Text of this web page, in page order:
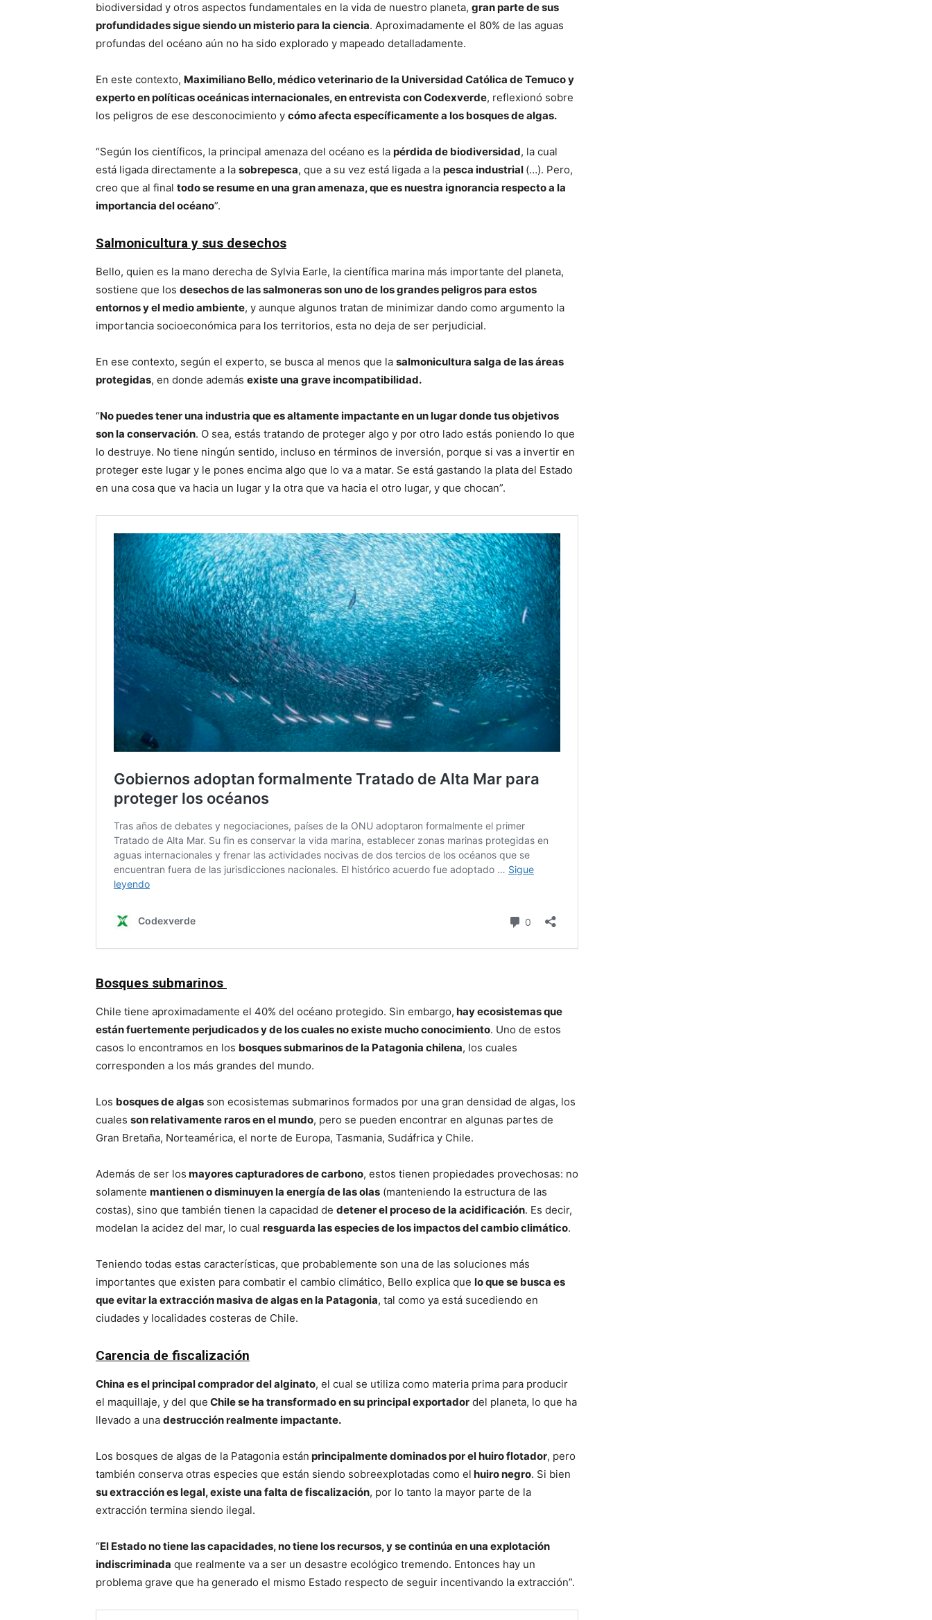
biodiversidad y otros aspectos fundamentales en la vida de nuestro planeta, gran parte de sus
profundidades sigue siendo un misterio para la ciencia. Aproximadamente el 80% de las aguas
profundas del océano aún no ha sido explorado y mapeado detalladamente.
En este contexto, Maximiliano Bello, médico veterinario de la Universidad Católica de Temuco y
experto en políticas oceánicas internacionales, en entrevista con Codexverde, reflexionó sobre
los peligros de ese desconocimiento y cómo afecta específicamente a los bosques de algas.
“Según los científicos, la principal amenaza del océano es la pérdida de biodiversidad, la cual
está ligada directamente a la sobrepesca, que a su vez está ligada a la pesca industrial (…). Pero,
creo que al final todo se resume en una gran amenaza, que es nuestra ignorancia respecto a la
importancia del océano”.
Salmonicultura y sus desechos
Bello, quien es la mano derecha de Sylvia Earle, la científica marina más importante del planeta,
sostiene que los desechos de las salmoneras son uno de los grandes peligros para estos
entornos y el medio ambiente, y aunque algunos tratan de minimizar dando como argumento la
importancia socioeconómica para los territorios, esta no deja de ser perjudicial.
En ese contexto, según el experto, se busca al menos que la salmonicultura salga de las áreas
protegidas, en donde además existe una grave incompatibilidad.
“No puedes tener una industria que es altamente impactante en un lugar donde tus objetivos
son la conservación. O sea, estás tratando de proteger algo y por otro lado estás poniendo lo que
lo destruye. No tiene ningún sentido, incluso en términos de inversión, porque si vas a invertir en
proteger este lugar y le pones encima algo que lo va a matar. Se está gastando la plata del Estado
en una cosa que va hacia un lugar y la otra que va hacia el otro lugar, y que chocan”.
Bosques submarinos
Chile tiene aproximadamente el 40% del océano protegido. Sin embargo, hay ecosistemas que
están fuertemente perjudicados y de los cuales no existe mucho conocimiento. Uno de estos
casos lo encontramos en los bosques submarinos de la Patagonia chilena, los cuales
corresponden a los más grandes del mundo.
Los bosques de algas son ecosistemas submarinos formados por una gran densidad de algas, los
cuales son relativamente raros en el mundo, pero se pueden encontrar en algunas partes de
Gran Bretaña, Norteamérica, el norte de Europa, Tasmania, Sudáfrica y Chile.
Además de ser los mayores capturadores de carbono, estos tienen propiedades provechosas: no
solamente mantienen o disminuyen la energía de las olas (manteniendo la estructura de las
costas), sino que también tienen la capacidad de detener el proceso de la acidificación. Es decir,
modelan la acidez del mar, lo cual resguarda las especies de los impactos del cambio climático.
Teniendo todas estas características, que probablemente son una de las soluciones más
importantes que existen para combatir el cambio climático, Bello explica que lo que se busca es
que evitar la extracción masiva de algas en la Patagonia, tal como ya está sucediendo en
ciudades y localidades costeras de Chile.
Carencia de fiscalización
China es el principal comprador del alginato, el cual se utiliza como materia prima para producir
el maquillaje, y del que Chile se ha transformado en su principal exportador del planeta, lo que ha
llevado a una destrucción realmente impactante.
Los bosques de algas de la Patagonia están principalmente dominados por el huiro flotador, pero
también conserva otras especies que están siendo sobreexplotadas como el huiro negro. Si bien
su extracción es legal, existe una falta de fiscalización, por lo tanto la mayor parte de la
extracción termina siendo ilegal.
“El Estado no tiene las capacidades, no tiene los recursos, y se continúa en una explotación
indiscriminada que realmente va a ser un desastre ecológico tremendo. Entonces hay un
problema grave que ha generado el mismo Estado respecto de seguir incentivando la extracción”.